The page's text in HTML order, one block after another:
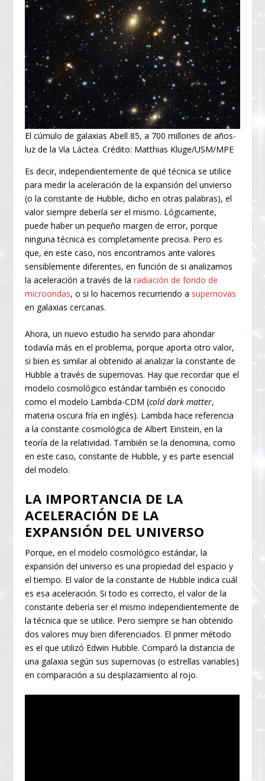
El cúmulo de galaxias Abell 85, a 700 millones de años-
luz de la Vía Láctea. Crédito: Matthias Kluge/USM/MPE
Es decir, independientemente de qué técnica se utilice
para medir la aceleración de la expansión del unvierso
(o la constante de Hubble, dicho en otras palabras), el
valor siempre debería ser el mismo. Lógicamente,
puede haber un pequeño margen de error, porque
ninguna técnica es completamente precisa. Pero es
que, en este caso, nos encontramos ante valores
sensiblemente diferentes, en función de si analizamos
la aceleración a través de laradiación de fondo de
microondas, o si lo hacemos recurriendo a supernovas
en galaxias cercanas.
Ahora, un nuevo estudio ha servido para ahondar
todavía más en el problema, porque aporta otro valor,
si bien es similar al obtenido al analizar la constante de
Hubble a través de supernovas. Hay que recordar que el
modelo cosmológico estándar también es conocido
como el modelo Lambda-CDM (cold dark matter,
materia oscura fría en inglés). Lambda hace referencia
a la constante cosmológica de Albert Einstein, en la
teoría de la relatividad. También se la denomina, como
en este caso, constante de Hubble, y es parte esencial
del modelo.
LA IMPORTANCIA DE LA
ACELERACIÓN DE LA
EXPANSIÓN DEL UNIVERSO
Porque, en el modelo cosmológico estándar, la
expansión del universo es una propiedad del espacio y
el tiempo. El valor de la constante de Hubble indica cuál
es esa aceleración. Si todo es correcto, el valor de la
constante debería ser el mismo independientemente de
la técnica que se utilice. Pero siempre se han obtenido
dos valores muy bien diferenciados. El primer método
es el que utilizó Edwin Hubble. Comparó la distancia de
una galaxia según sus supernovas (o estrellas variables)
en comparación a su desplazamiento al rojo.